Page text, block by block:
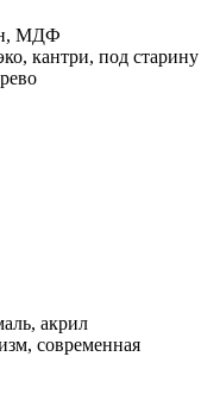
МДФ
кантри, под старину
акрил
современная